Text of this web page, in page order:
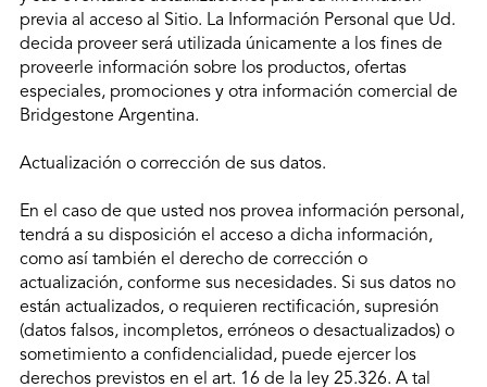
previa al acceso al Sitio. La Información Personal que Ud.
decida proveer será utilizada únicamente a los fines de
proveerle información sobre los productos, ofertas
especiales, promociones y otra información comercial de
Bridgestone Argentina.
Actualización o corrección de sus datos.
En el caso de que usted nos provea información personal,
tendrá a su disposición el acceso a dicha información,
como así también el derecho de corrección o
actualización, conforme sus necesidades. Si sus datos no
están actualizados, o requieren rectificación, supresión
(datos falsos, incompletos, erróneos o desactualizados) o
sometimiento a confidencialidad, puede ejercer los
derechos previstos en el art. 16 de la ley 25.326. A tal